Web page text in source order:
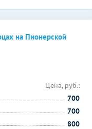
на Пионерской
Цена, руб.:
700
700
800